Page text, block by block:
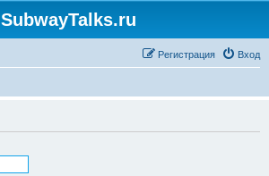
SubwayTalks.ru
Вход
Регистрация